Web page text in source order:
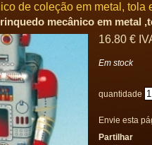
de coleção em metal,
mecânico em metal
16.80 €
Em stock
quantidade
Envie esta
Partilhar